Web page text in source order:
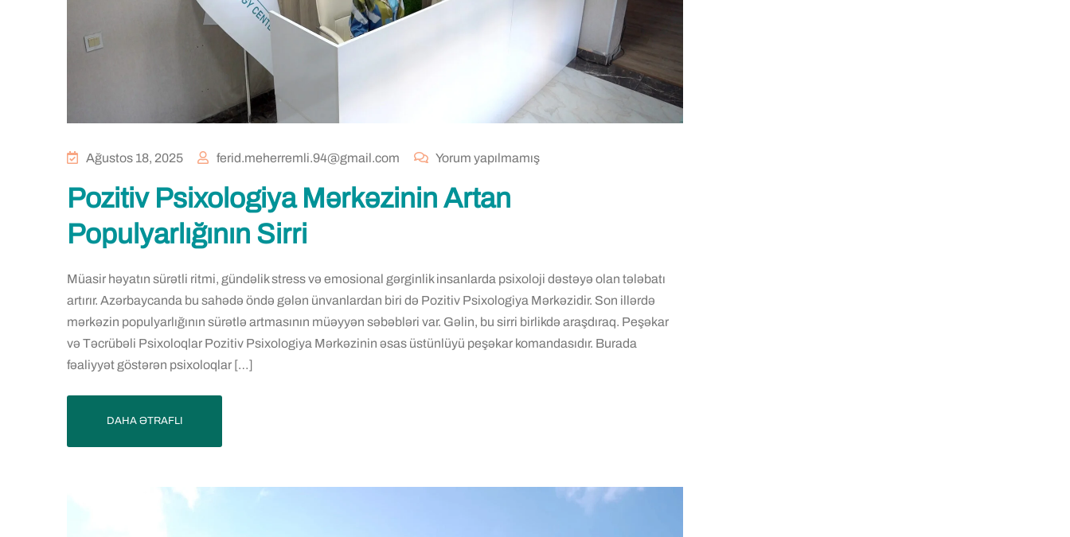
Ağustos 18, 2025 ferid.meherremli.94@gmail.com Yorum yapılmamış
Pozitiv Psixologiya Mərkəzinin Artan
Populyarlığının Sirri
Müasir həyatın sürətli ritmi, gündəlik stress və emosional gərginlik insanlarda psixoloji dəstəyə olan tələbatı
artırır. Azərbaycanda bu sahədə öndə gələn ünvanlardan biri də Pozitiv Psixologiya Mərkəzidir. Son illərdə
mərkəzin populyarlığının sürətlə artmasının müəyyən səbəbləri var. Gəlin, bu sirri birlikdə araşdıraq. Peşəkar
və Təcrübəli Psixoloqlar Pozitiv Psixologiya Mərkəzinin əsas üstünlüyü peşəkar komandasıdır. Burada
fəaliyyət göstərən psixoloqlar […]
DAHA ƏTRAFLI